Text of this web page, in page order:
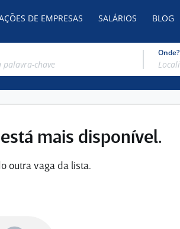
DE EMPRESAS SALÁRIOS BLOG
Onde?
mais disponível.
outra vaga da lista.